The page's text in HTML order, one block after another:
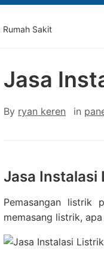
Sakit
Jasa
By ryan keren in
Jasa Instalasi
Pemasangan listrik
memasang listrik,